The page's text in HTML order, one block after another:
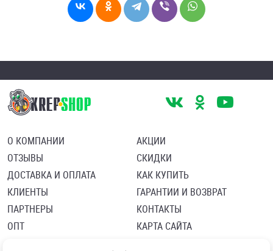
О КОМПАНИИ
ОТЗЫВЫ
ДОСТАВКА И ОПЛАТА
КЛИЕНТЫ
ПАРТНЕРЫ
ОПТ
АКЦИИ
СКИДКИ
КАК КУПИТЬ
ГАРАНТИИ И ВОЗВРАТ
КОНТАКТЫ
КАРТА САЙТА